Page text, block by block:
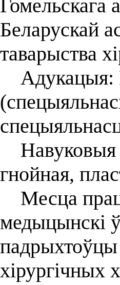
Гомельскага
Беларускай
таварыства
Адукацыя:
Навуковыя
гнойная,
Месца
медыцынскі
падрыхтоўцы
хірургічных